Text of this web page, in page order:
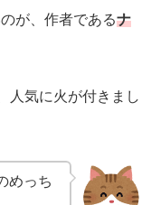
が、作者であるナ
人気に火が付きまし
めっち